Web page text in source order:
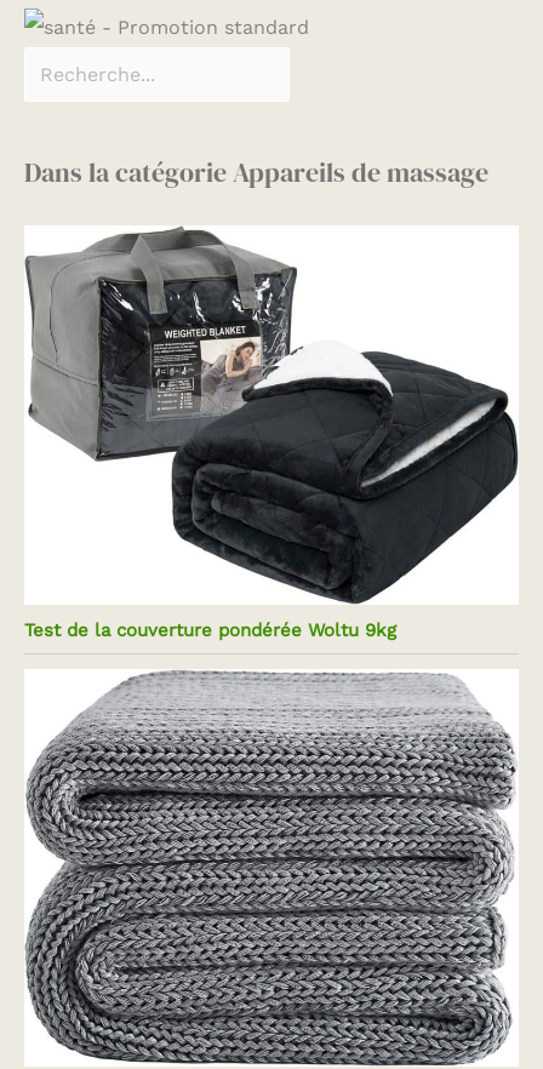
concernant le masseur
n'hésitez pas à nous
contacter
Dans la catégorie Appareils de massage
Test de la couverture pondérée Woltu 9kg